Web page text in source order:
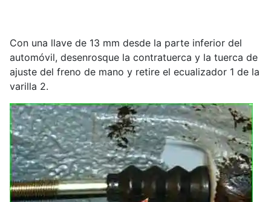
Con una llave de 13 mm desde la parte inferior del
automóvil, desenrosque la contratuerca y la tuerca de
ajuste del freno de mano y retire el ecualizador 1 de la
varilla 2.